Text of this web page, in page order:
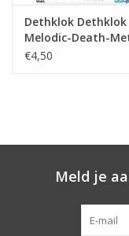
Dethklok Dethklok
Melodic-Death-
Band-
€4,50
Meld je